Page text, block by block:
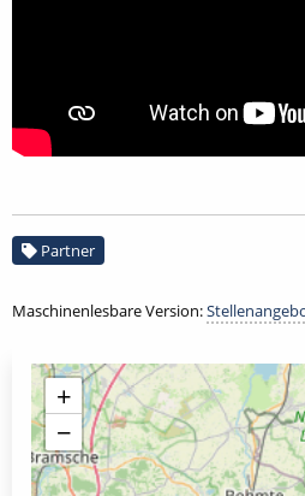
Partner
Maschinenlesbare Version:
+
−